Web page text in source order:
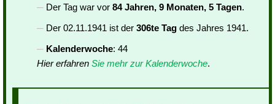
Der Tag war vor 84 Jahren, 9 Monaten, 5 Tagen.
Der 02.11.1941 ist der 306te Tag des Jahres 1941.
Kalenderwoche: 44
Hier erfahren Sie mehr zur Kalenderwoche.